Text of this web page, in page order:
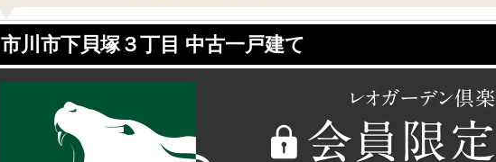
市川市下貝塚３丁目 中古一戸建て